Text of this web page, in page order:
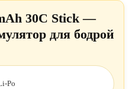
30C Stick —
для бодрой
Po